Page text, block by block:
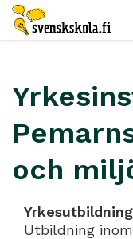
och
Yrkesutbildning
Utbildning